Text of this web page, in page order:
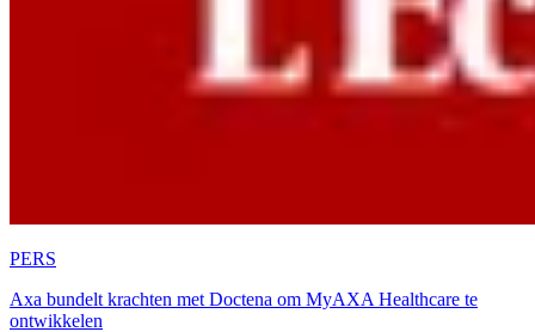
PERS
Axa bundelt krachten met Doctena om MyAXA Healthcare te
ontwikkelen